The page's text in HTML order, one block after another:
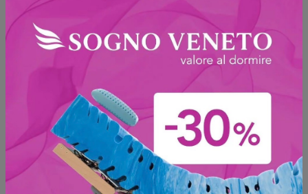
Sfoglia i cataloghi
Ho preso visione dellaPrivacy Policy